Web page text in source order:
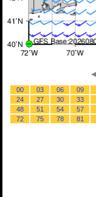
00 03 06 09
24
27 30 33
48
51 54 57
72
75 78 81